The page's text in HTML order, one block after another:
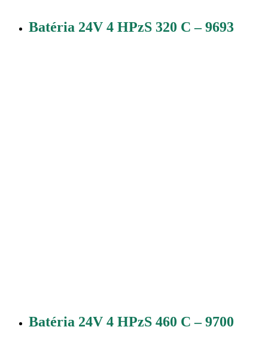
Batéria 24V 4 HPzS 320 C – 9693
Batéria 24V 4 HPzS 460 C – 9700